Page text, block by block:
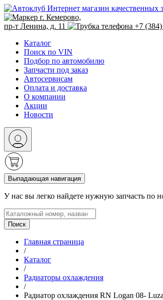
Интернет магазин качественных
г. Кемерово,
пр-т Ленина, д. 11
+7
Каталог
Поиск по VIN
Подбор по автомобилю
Запчасти под заказ
Автосервисам
Оплата и доставка
О компании
Акции
Новости
Выпадающая навигация
У нас вы легко найдете нужную запчасть по
Поиск
Главная страница
/
Каталог
/
Радиаторы охлаждения
/
Радиатор охлаждения RN Logan 08-